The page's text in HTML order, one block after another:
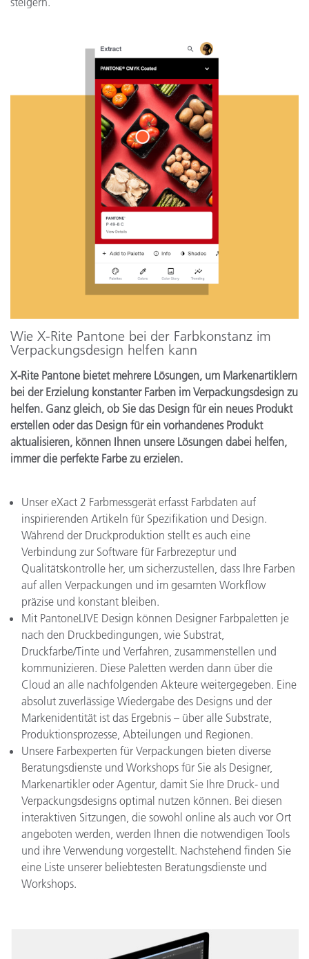
Wie X-Rite Pantone bei der Farbkonstanz im
Verpackungsdesign helfen kann
X-Rite Pantone bietet mehrere Lösungen, um Markenartiklern
bei der Erzielung konstanter Farben im Verpackungsdesign zu
helfen. Ganz gleich, ob Sie das Design für ein neues Produkt
erstellen oder das Design für ein vorhandenes Produkt
aktualisieren, können Ihnen unsere Lösungen dabei helfen,
immer die perfekte Farbe zu erzielen.
Unser eXact 2 Farbmessgerät erfasst Farbdaten auf
inspirierenden Artikeln für Spezifikation und Design.
Während der Druckproduktion stellt es auch eine
Verbindung zur Software für Farbrezeptur und
Qualitätskontrolle her, um sicherzustellen, dass Ihre Farben
auf allen Verpackungen und im gesamten Workflow
präzise und konstant bleiben.
Mit PantoneLIVE Design können Designer Farbpaletten je
nach den Druckbedingungen, wie Substrat,
Druckfarbe/Tinte und Verfahren, zusammenstellen und
kommunizieren. Diese Paletten werden dann über die
Cloud an alle nachfolgenden Akteure weitergegeben. Eine
absolut zuverlässige Wiedergabe des Designs und der
Markenidentität ist das Ergebnis – über alle Substrate,
Produktionsprozesse, Abteilungen und Regionen.
Unsere Farbexperten für Verpackungen bieten diverse
Beratungsdienste und Workshops für Sie als Designer,
Markenartikler oder Agentur, damit Sie Ihre Druck- und
Verpackungsdesigns optimal nutzen können. Bei diesen
interaktiven Sitzungen, die sowohl online als auch vor Ort
angeboten werden, werden Ihnen die notwendigen Tools
und ihre Verwendung vorgestellt. Nachstehend finden Sie
eine Liste unserer beliebtesten Beratungsdienste und
Workshops.